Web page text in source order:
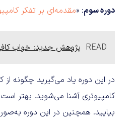
دوره سوم: «مقدمه‌ای بر تفکر
READ پژوهش جدید: خواب
در این دوره یاد می‌گیرید چگونه
کامپیوتری آشنا می‌شوید. بهتر است
بیایید. همچنین در این دوره